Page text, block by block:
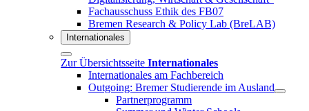
Fachausschuss Ethik des FB07
Bremen Research & Policy Lab (BreLAB)
Internationales
Zur Übersichtsseite Internationales
Internationales am Fachbereich
Outgoing: Bremer Studierende im Ausland
Partnerprogramm